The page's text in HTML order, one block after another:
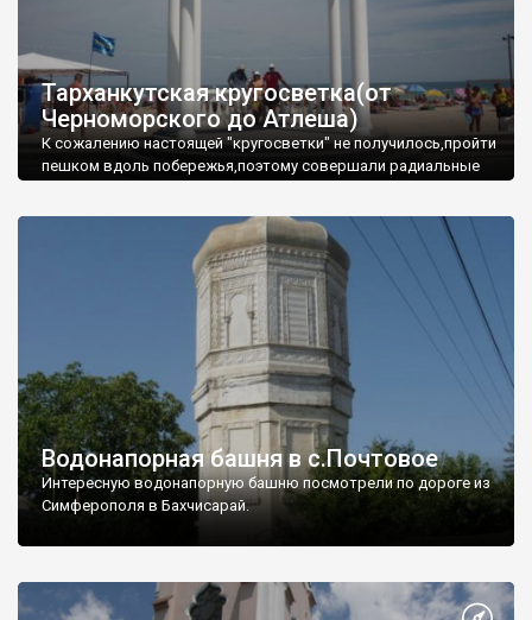
Тарханкутская кругосветка(от
Черноморского до Атлеша)
К сожалению настоящей "кругосветки" не получилось,пройти
пешком вдоль побережья,поэтому совершали радиальные
Водонапорная башня в с.Почтовое
Интересную водонапорную башню посмотрели по дороге из
Симферополя в Бахчисарай.